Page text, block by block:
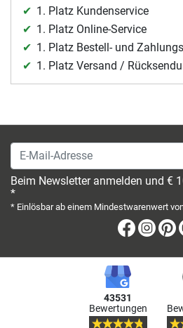
1. Platz Kundenservice
1. Platz Online-Service
1. Platz Bestell- und
1. Platz Versand /
E-Mail-Adresse
Beim Newsletter anmelden und €
*
* Einlösbar ab einem Mindestwarenwert
43531
Bewertungen